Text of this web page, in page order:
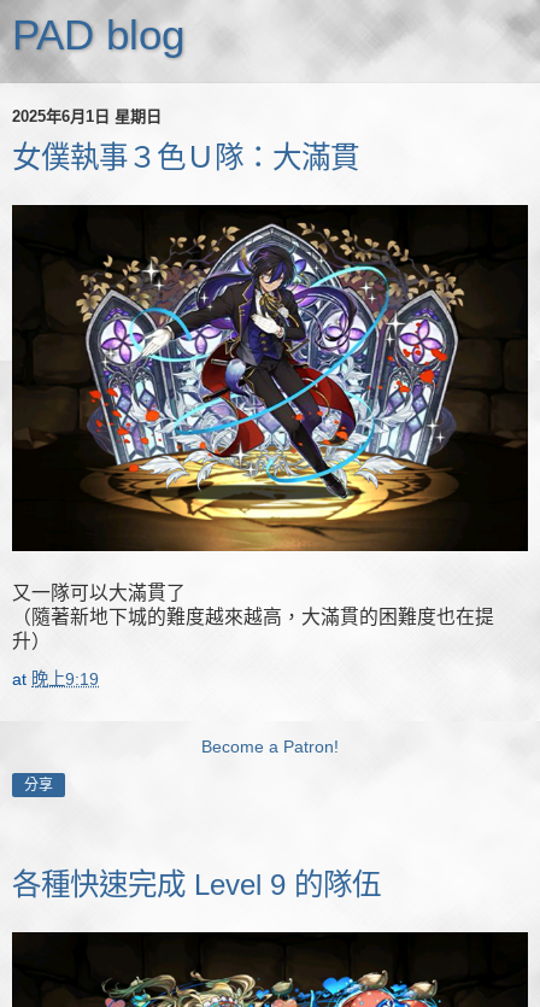
PAD blog
2025年6月1日 星期日
女僕執事３色Ｕ隊：大滿貫
又一隊可以大滿貫了
（隨著新地下城的難度越來越高，大滿貫的困難度也在提
升）
at 晚上9:19
Become a Patron!
分享
各種快速完成 Level 9 的隊伍